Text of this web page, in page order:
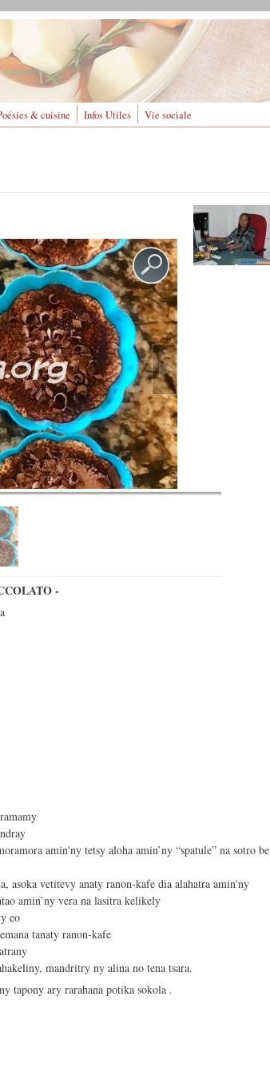
& cuisine Infos Utiles Vie sociale
-
amin'ny tetsy aloha amin’ny “spatule” na sotro be
asoka vetitevy anaty ranon-kafe dia alahatra amin'ny
amin’ny vera na lasitra kelikely
eo
tanaty ranon-kafe
mandritry ny alina no tena tsara.
tapony ary rarahana potika sokola .